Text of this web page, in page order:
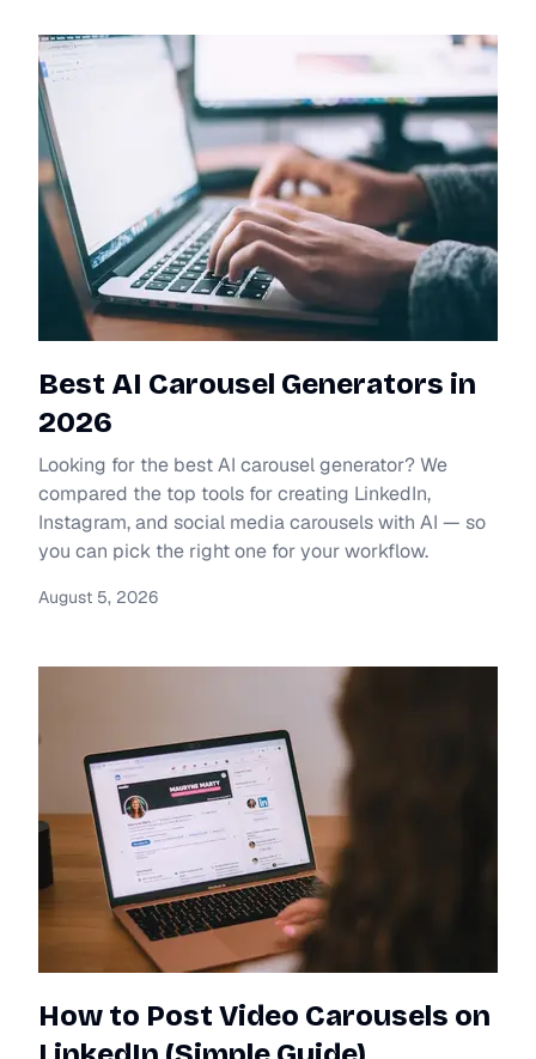
Best AI Carousel Generators in
2026
Looking for the best AI carousel generator? We
compared the top tools for creating LinkedIn,
Instagram, and social media carousels with AI — so
you can pick the right one for your workflow.
August 5, 2026
How to Post Video Carousels on